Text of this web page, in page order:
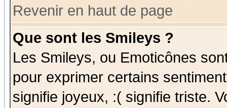
Revenir en haut de page
Que sont les Smileys ?
Les Smileys, ou Emoticônes
pour exprimer certains
signifie joyeux, :( signifie triste.